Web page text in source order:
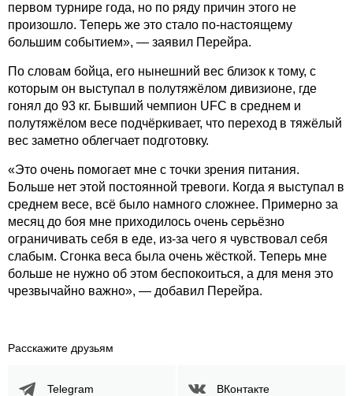
первом турнире года, но по ряду причин этого не
произошло. Теперь же это стало по-настоящему
большим событием», — заявил Перейра.
По словам бойца, его нынешний вес близок к тому, с
которым он выступал в полутяжёлом дивизионе, где
гонял до 93 кг. Бывший чемпион UFC в среднем и
полутяжёлом весе подчёркивает, что переход в тяжёлый
вес заметно облегчает подготовку.
«Это очень помогает мне с точки зрения питания.
Больше нет этой постоянной тревоги. Когда я выступал в
среднем весе, всё было намного сложнее. Примерно за
месяц до боя мне приходилось очень серьёзно
ограничивать себя в еде, из-за чего я чувствовал себя
слабым. Сгонка веса была очень жёсткой. Теперь мне
больше не нужно об этом беспокоиться, а для меня это
чрезвычайно важно», — добавил Перейра.
Расскажите друзьям
Telegram ВКонтакте